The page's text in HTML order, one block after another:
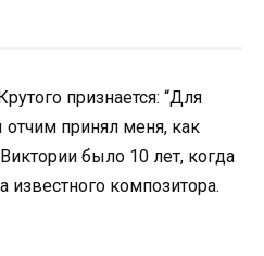
признается: “Для
принял меня, как
было 10 лет, когда
композитора.